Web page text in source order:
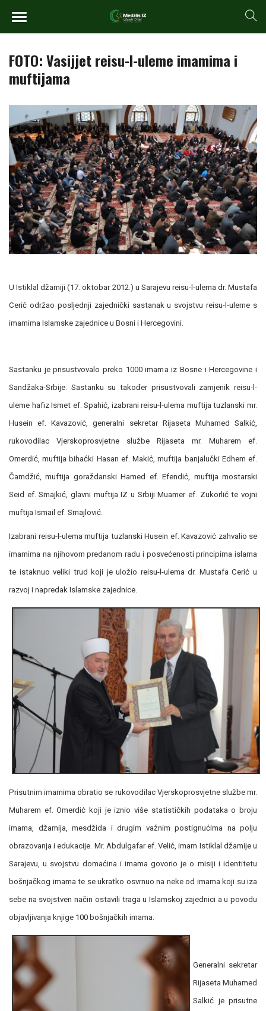
FOTO: Vasijjet reisu-l-uleme imamima i
muftijama
U Istiklal džamiji (17. oktobar 2012.) u Sarajevu reisu-l-ulema dr. Mustafa
Cerić održao posljednji zajednički sastanak u svojstvu reisu-l-uleme s
imamima Islamske zajednice u Bosni i Hercegovini.
Sastanku je prisustvovalo preko 1000 imama iz Bosne i Hercegovine i
Sandžaka-Srbije. Sastanku su također prisustvovali zamjenik reisu-l-
uleme hafiz Ismet ef. Spahić, izabrani reisu-l-ulema muftija tuzlanski mr.
Husein ef. Kavazović, generalni sekretar Rijaseta Muhamed Salkić,
rukovodilac Vjerskoprosvjetne službe Rijaseta mr. Muharem ef.
Omerdić, muftija bihaćki Hasan ef. Makić, muftija banjalučki Edhem ef.
Čamdžić, muftija goraždanski Hamed ef. Efendić, muftija mostarski
Seid ef. Smajkić, glavni muftija IZ u Srbiji Muamer ef. Zukorlić te vojni
muftija Ismail ef. Smajlović.
Izabrani reisu-l-ulema muftija tuzlanski Husein ef. Kavazović zahvalio se
imamima na njihovom predanom radu i posvećenosti principima islama
te istaknuo veliki trud koji je uložio reisu-l-ulema dr. Mustafa Cerić u
razvoj i napredak Islamske zajednice.
Prisutnim imamima obratio se rukovodilac Vjerskoprosvjetne službe mr.
Muharem ef. Omerdić koji je iznio više statističkih podataka o broju
imama, džamija, mesdžida i drugim važnim postignućima na polju
obrazovanja i edukacije. Mr. Abdulgafar ef. Velić, imam Istiklal džamije u
Sarajevu, u svojstvu domaćina i imama govorio je o misiji i identitetu
bošnjačkog imama te se ukratko osvrnuo na neke od imama koji su iza
sebe na svojstven način ostavili traga u Islamskoj zajednici a u povodu
objavljivanja knjige 100 bošnjačkih imama.
Generalni sekretar
Rijaseta Muhamed
Salkić je prisutne